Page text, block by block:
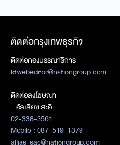
ติดต่อกรุงเทพธุรกิจ
ติดต่อกองบรรณาธิการ
ktwebeditor@nationgroup.com
ติดต่อลงโฆษณา
- อัลเลียซ สะอิ
02-338-3561
Mobile : 087-519-1379
allias_sae@nationgroup.com